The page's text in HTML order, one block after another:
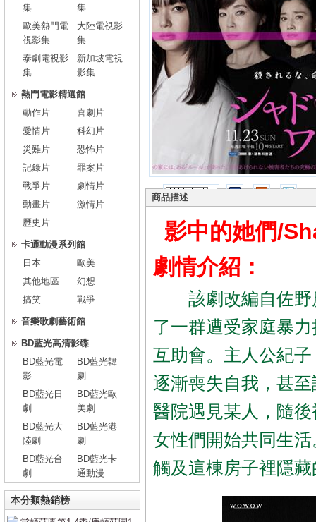
商品描述
影中的她們/
劇情介紹：
該劇改編自佐野
了一群遭受家庭暴
互助會。主人公紀
逐漸喪失自我，甚
醫院遇見某人，隨
女性們開始共同生
觸及這棟房子裡隱
集
集
歐美熱門電
視影集
大陸電視影
集
泰劇電視影
集
新加坡電視
影集
熱門電影精選館
動作片
喜劇片
愛情片
科幻片
災難片
恐怖片
記錄片
罪案片
戰爭片
劇情片
動畫片
激情片
歷史片
卡通動漫系列館
日本
歐美
其他地區
幻想
搞笑
戰爭
音樂歌劇藝術館
BD藍光高清影碟
BD藍光電
影
BD藍光韓
劇
BD藍光日
劇
BD藍光歐
美劇
BD藍光大
陸劇
BD藍光港
劇
BD藍光台
劇
BD藍光卡
通動漫
本分類熱銷榜